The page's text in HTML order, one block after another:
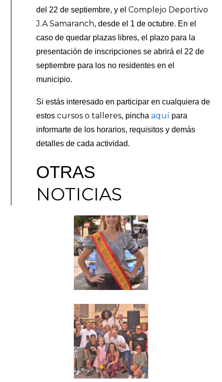
del 22 de septiembre, y elComplejo Deportivo
J.A Samaranch, desde el 1 de octubre. En el
caso de quedar plazas libres, el plazo para la
presentación de inscripciones se abrirá el 22 de
septiembre para los no residentes en el
municipio.
Si estás interesado en participar en cualquiera de
estos cursos o talleres, pinchaaquí para
informarte de los horarios, requisitos y demás
detalles de cada actividad.
OTRAS
NOTICIAS